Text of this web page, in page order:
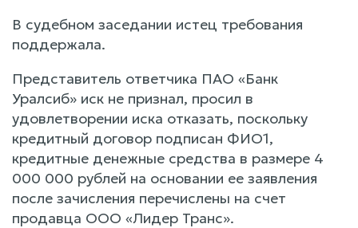
В судебном заседании истец требования
поддержала.
Представитель ответчика ПАО «Банк
Уралсиб» иск не признал, просил в
удовлетворении иска отказать, поскольку
кредитный договор подписан ФИО1,
кредитные денежные средства в размере 4
000 000 рублей на основании ее заявления
после зачисления перечислены на счет
продавца ООО «Лидер Транс».